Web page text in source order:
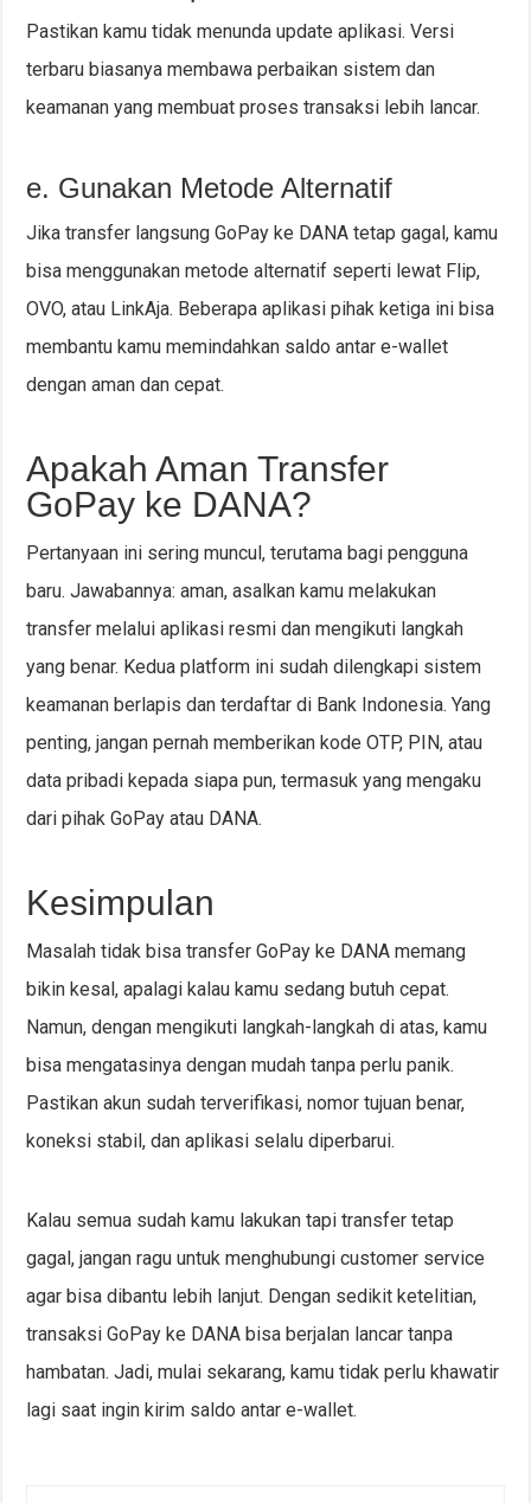
Pastikan kamu tidak menunda update aplikasi. Versi
terbaru biasanya membawa perbaikan sistem dan
keamanan yang membuat proses transaksi lebih lancar.
e. Gunakan Metode Alternatif
Jika transfer langsung GoPay ke DANA tetap gagal, kamu
bisa menggunakan metode alternatif seperti lewat Flip,
OVO, atau LinkAja. Beberapa aplikasi pihak ketiga ini bisa
membantu kamu memindahkan saldo antar e-wallet
dengan aman dan cepat.
Apakah Aman Transfer
GoPay ke DANA?
Pertanyaan ini sering muncul, terutama bagi pengguna
baru. Jawabannya: aman, asalkan kamu melakukan
transfer melalui aplikasi resmi dan mengikuti langkah
yang benar. Kedua platform ini sudah dilengkapi sistem
keamanan berlapis dan terdaftar di Bank Indonesia. Yang
penting, jangan pernah memberikan kode OTP, PIN, atau
data pribadi kepada siapa pun, termasuk yang mengaku
dari pihak GoPay atau DANA.
Kesimpulan
Masalah tidak bisa transfer GoPay ke DANA memang
bikin kesal, apalagi kalau kamu sedang butuh cepat.
Namun, dengan mengikuti langkah-langkah di atas, kamu
bisa mengatasinya dengan mudah tanpa perlu panik.
Pastikan akun sudah terverifikasi, nomor tujuan benar,
koneksi stabil, dan aplikasi selalu diperbarui.
Kalau semua sudah kamu lakukan tapi transfer tetap
gagal, jangan ragu untuk menghubungi customer service
agar bisa dibantu lebih lanjut. Dengan sedikit ketelitian,
transaksi GoPay ke DANA bisa berjalan lancar tanpa
hambatan. Jadi, mulai sekarang, kamu tidak perlu khawatir
lagi saat ingin kirim saldo antar e-wallet.